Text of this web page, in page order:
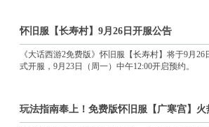
怀旧服【长寿村】9月26日开服公告
《大话西游2免费版》怀旧服【长寿村】将于9月26
式开服，9月23日（周一）中午12:00开启预约。
玩法指南奉上！免费版怀旧服【广寒宫】火